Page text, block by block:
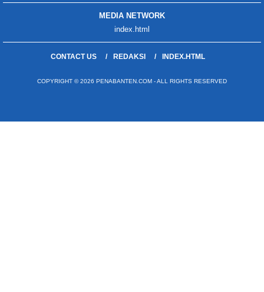
MEDIA NETWORK
index.html
CONTACT US REDAKSI INDEX.HTML
COPYRIGHT © 2026 PENABANTEN.COM - ALL RIGHTS RESERVED